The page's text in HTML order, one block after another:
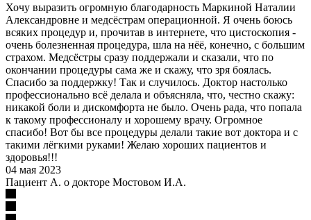
Хочу выразить огромную благодарность Маркиной Наталии
Александровне и медсёстрам операционной. Я очень боюсь
всяких процедур и, прочитав в интернете, что цистоскопия -
очень болезненная процедура, шла на нёё, конечно, с большим
страхом. Медсёстры сразу поддержали и сказали, что по
окончании процедуры сама же и скажу, что зря боялась.
Спасибо за поддержку! Так и случилось. Доктор настолько
профессионально всё делала и объясняла, что, честно скажу:
никакой боли и дискомфорта не было. Очень рада, что попала
к такому профессионалу и хорошему врачу. Огромное
спасибо! Вот бы все процедуры делали такие вот доктора и с
такими лёгкими руками! Желаю хороших пациентов и
здоровья!!!
04 мая 2023
Пациент А. о докторе Мостовом И.А.